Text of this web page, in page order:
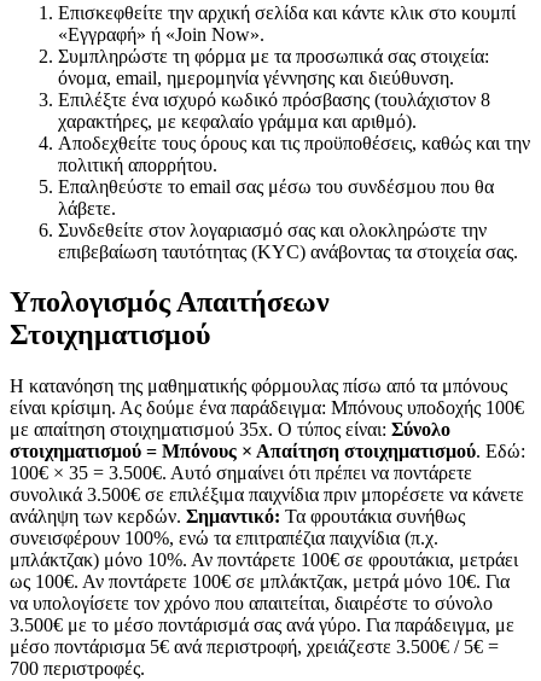
Επισκεφθείτε την αρχική σελίδα και κάντε κλικ στο κουμπί
«Εγγραφή» ή «Join Now».
Συμπληρώστε τη φόρμα με τα προσωπικά σας στοιχεία:
όνομα, email, ημερομηνία γέννησης και διεύθυνση.
Επιλέξτε ένα ισχυρό κωδικό πρόσβασης (τουλάχιστον 8
χαρακτήρες, με κεφαλαίο γράμμα και αριθμό).
Αποδεχθείτε τους όρους και τις προϋποθέσεις, καθώς και την
πολιτική απορρήτου.
Επαληθεύστε το email σας μέσω του συνδέσμου που θα
λάβετε.
Συνδεθείτε στον λογαριασμό σας και ολοκληρώστε την
επιβεβαίωση ταυτότητας (KYC) ανάβοντας τα στοιχεία σας.
Υπολογισμός Απαιτήσεων
Στοιχηματισμού
Η κατανόηση της μαθηματικής φόρμουλας πίσω από τα μπόνους
είναι κρίσιμη. Ας δούμε ένα παράδειγμα: Μπόνους υποδοχής 100€
με απαίτηση στοιχηματισμού 35x. Ο τύπος είναι: Σύνολο
στοιχηματισμού = Μπόνους × Απαίτηση στοιχηματισμού. Εδώ:
100€ × 35 = 3.500€. Αυτό σημαίνει ότι πρέπει να ποντάρετε
συνολικά 3.500€ σε επιλέξιμα παιχνίδια πριν μπορέσετε να κάνετε
ανάληψη των κερδών. Σημαντικό: Τα φρουτάκια συνήθως
συνεισφέρουν 100%, ενώ τα επιτραπέζια παιχνίδια (π.χ.
μπλάκτζακ) μόνο 10%. Αν ποντάρετε 100€ σε φρουτάκια, μετράει
ως 100€. Αν ποντάρετε 100€ σε μπλάκτζακ, μετρά μόνο 10€. Για
να υπολογίσετε τον χρόνο που απαιτείται, διαιρέστε το σύνολο
3.500€ με το μέσο ποντάρισμά σας ανά γύρο. Για παράδειγμα, με
μέσο ποντάρισμα 5€ ανά περιστροφή, χρειάζεστε 3.500€ / 5€ =
700 περιστροφές.